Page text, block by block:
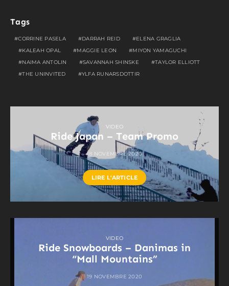
Tags
CORRINE PASELA DARRAH REID
ELENA GRAGLIA
KALEAH OPAL
MAGGIE LEON
MIYON YAMAGUCHI
NAIMA ANTOLIN
SAVANNAH SHINSKE
TAYLOR ELLIOTT
THE UNINVITED
YLFA RUNARSDOTTIR
VIDEO
Ride Japan – Team Promo
18 NOVEMBRE 2020
LIRE L'ARTICLE
VIDEO
Ride Snowboards – Danimas in
“Mall Mountains”
19 NOVEMBRE 2020